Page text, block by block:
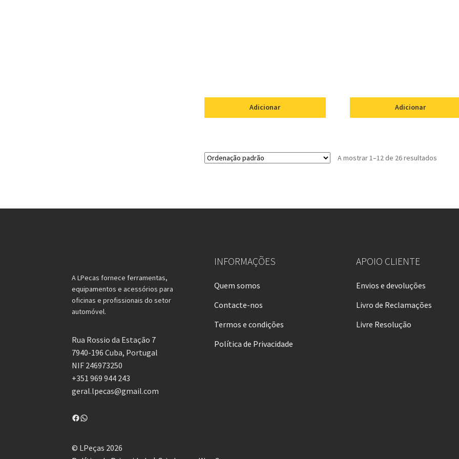
Adicionar Adicionar
A mostrar 1–12 de 26 resultados
A LPecas fornece ferramentas,
equipamentos e acessórios para
oficinas e profissionais do setor
automóvel.
Rua Rossio da Estação 7
7940-196 Cuba, Portugal
NIF 246973250
+351 969 944 243
geral.lpecas@gmail.com
Facebook
WhatsApp
INFORMAÇÕES
Quem somos
Contacte-nos
Termos e condições
Política de Privacidade
APOIO CLIENTE
Envios e devoluções
Livro de Reclamações
Livre Resolução
© LPeças 2026